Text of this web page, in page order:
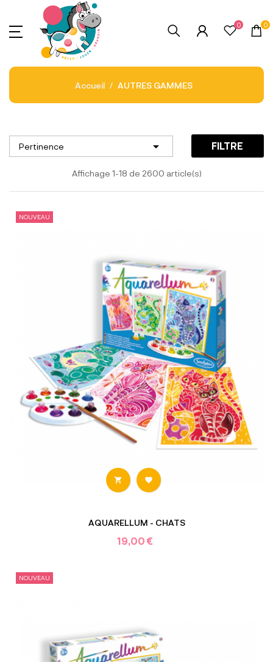
0 0
Accueil AUTRES GAMMES
Pertinence  FILTRE
Affichage 1-18 de 2600 article(s)
NOUVEAU
 
AQUARELLUM - CHATS
19,00 €
NOUVEAU